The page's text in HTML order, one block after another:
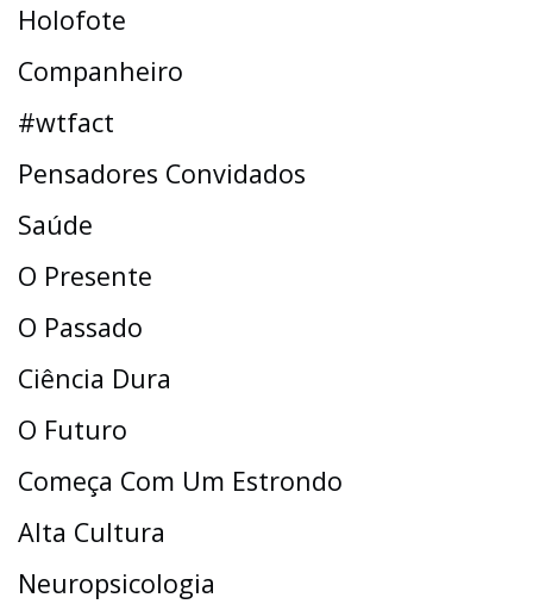
Holofote
Companheiro
#wtfact
Pensadores Convidados
Saúde
O Presente
O Passado
Ciência Dura
O Futuro
Começa Com Um Estrondo
Alta Cultura
Neuropsicologia